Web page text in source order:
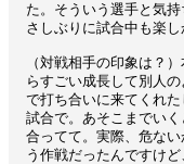
た。そういう選手と気
さしぶりに試合中も楽し
（対戦相手の印象は？
らすごい成長して別人
で打ち合いに来てくれ
試合で。あそこまでい
合ってて。実際、危な
う作戦だったんですけ